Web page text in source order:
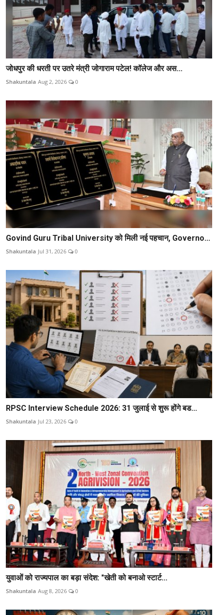
जोधपुर की धरती पर उतरे मंत्री जोगाराम पटेल! कॉलेज और अस...
Shakuntala Aug 2, 2026 0
Govind Guru Tribal University को मिली नई पहचान, Governo...
Shakuntala Jul 31, 2026 0
RPSC Interview Schedule 2026: 31 जुलाई से शुरू होंगे बड...
Shakuntala Jul 23, 2026 0
युवाओं को राज्यपाल का बड़ा संदेश: "खेती को बनाओ स्टार्ट...
Shakuntala Aug 8, 2026 0